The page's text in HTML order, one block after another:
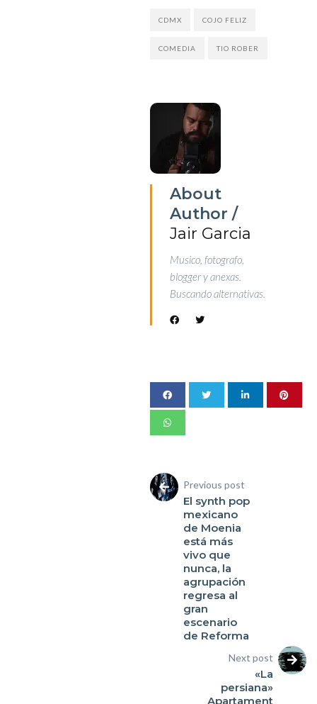
CDMX COJO FELIZ
COMEDIA TIO ROBER
About
Author /
Jair Garcia
Musico, fotografo,
blogger y anexas.
Buscando alternativas.
Previous post
El synth pop
mexicano
de Moenia
está más
vivo que
nunca, la
agrupación
regresa al
gran
escenario
de Reforma
Next post
«La
persiana»
Apartament